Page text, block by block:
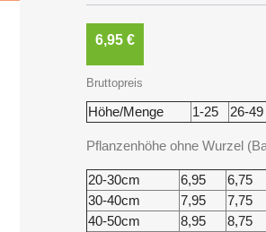
6,95 €
Bruttopreis
Höhe/Menge 1-25 26-49
Pflanzenhöhe ohne Wurzel
20-30cm 6,95 6,75
30-40cm
7,95 7,75
40-50cm
8,95 8,75